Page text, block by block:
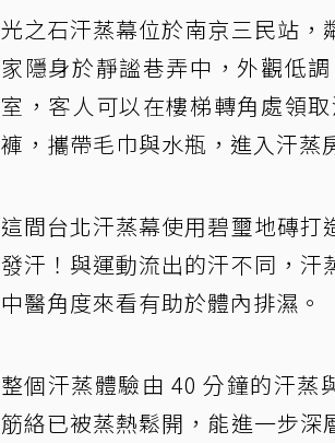
光之石汗蒸幕位於南京三民站
家隱身於靜謐巷弄中，外觀低
室，客人可以在樓梯轉角處領
褲，攜帶毛巾與水瓶，進入汗蒸
這間台北汗蒸幕使用碧璽地磚
發汗！與運動流出的汗不同，
中醫角度來看有助於體內排濕。
整個汗蒸體驗由 40 分鐘的汗蒸
筋絡已被蒸熱鬆開，能進一步